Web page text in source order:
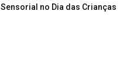
Sensorial no Dia das Crianças